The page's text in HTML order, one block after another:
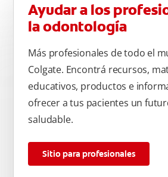
Ayudar a los
la odontología
Más profesionales de todo el
Colgate. Encontrá recursos,
educativos, productos e
ofrecer a tus pacientes un
saludable.
Sitio para profesionales